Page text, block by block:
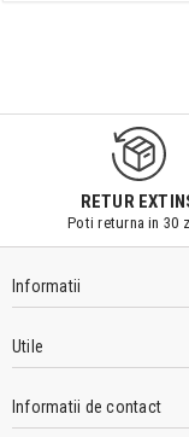
RETUR
Poti returna in 30
Informatii
Utile
Informatii de contact